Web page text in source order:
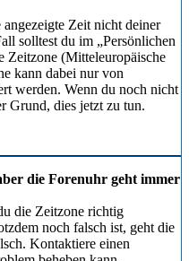
Zeit nicht deiner
solltest du im „Persönlichen
Zeitzone (Mitteleuropäische
kann dabei nur von
werden. Wenn du noch nicht
Grund, dies jetzt zu tun.
die Forenuhr geht immer
die Zeitzone richtig
noch falsch ist, geht die
Kontaktiere einen